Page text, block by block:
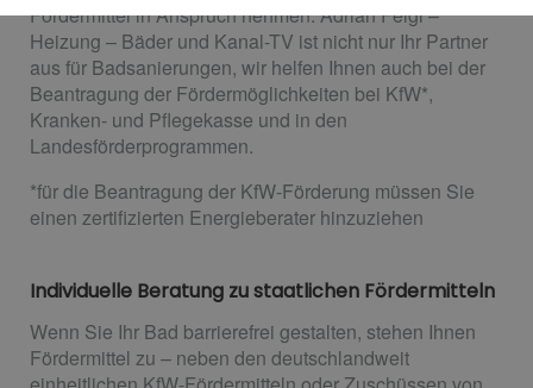
Fördermittel in Anspruch nehmen. Adrian Feigl –
Heizung – Bäder und Kanal-TV ist nicht nur Ihr Partner
aus für Badsanierungen, wir helfen Ihnen auch bei der
Beantragung der Fördermöglichkeiten bei KfW*,
Kranken- und Pflegekasse und in den
Landesförderprogrammen.
*für die Beantragung der KfW-Förderung müssen Sie
einen zertifizierten Energieberater hinzuziehen
Individuelle Beratung zu staatlichen Fördermitteln
Wenn Sie Ihr Bad barrierefrei gestalten, stehen Ihnen
Fördermittel zu – neben den deutschlandweit